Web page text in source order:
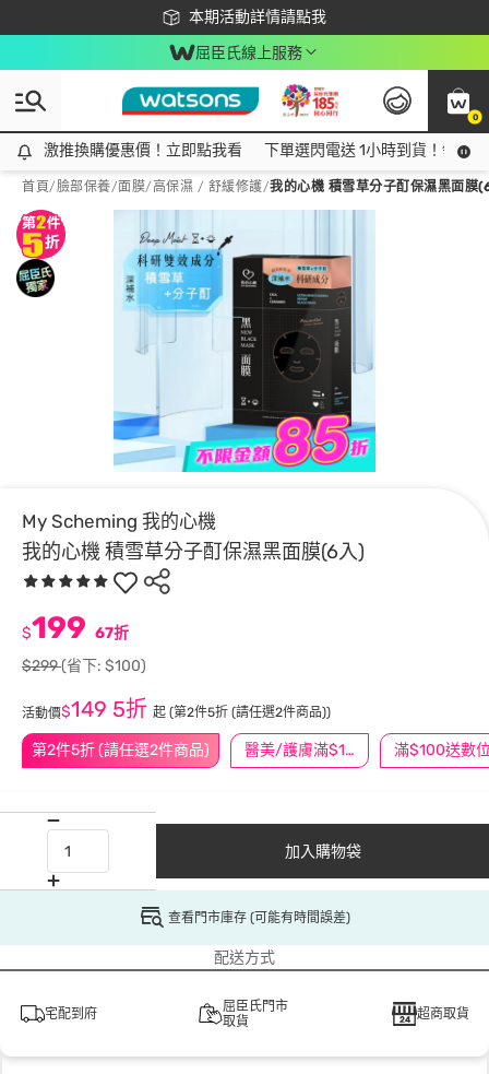
本期活動詳情請點我
下載app最高回饋$350
屈臣氏線上服務
0
激推換購優惠價！立即點我看
激推換購優惠價！立即點我看 下單選閃電送 1小時到貨！領神
首頁/臉部保養/面膜/ 高保濕 / 舒緩修護/我的心機 積雪草分子酊保濕黑面膜
My Scheming 我的心機
我的心機 積雪草分子酊保濕黑面膜(6入)
第2件5折 (請任選2件商品) 醫美/護膚滿$1200送$200
$199 67折
$299(省下: $100)
活動價$149 5折 起 (第2件5折 (請任選2件商品))
加入購物袋
查看門市庫存 (可能有時間誤差)
配送方式
宅配到府
屈臣氏門市
取貨
超商取貨